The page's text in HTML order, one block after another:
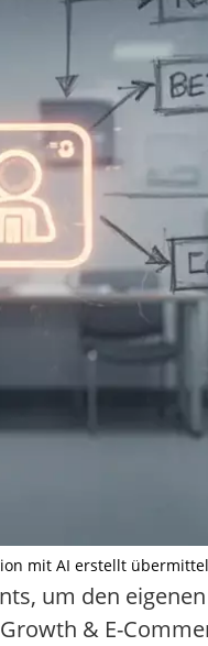
mit AI erstellt
um den
& E-